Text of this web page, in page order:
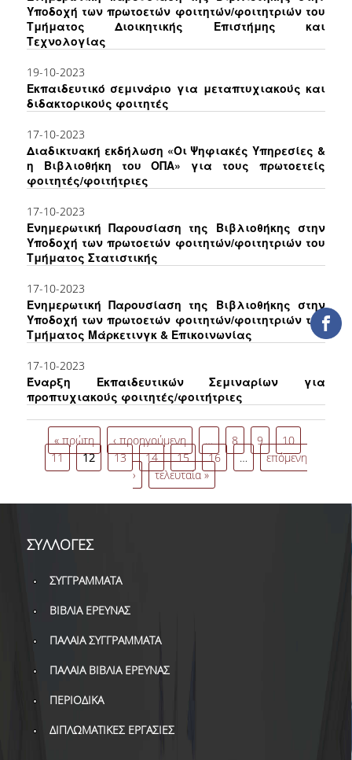
ΕΡΓΑ ΑΝΑΠΤΥΞΗΣ
ΣΥΛΛΟΓΕΣ
ΕΝΤΥΠΕΣ ΣΥΛΛΟΓΕΣ
ΚΕΝΤΡΑ ΤΕΚΜΗΡΙΩΣΗΣ
Κ.Ε.Τ
ΟΟΣΑ
Π.Ο.Τ
ΑΝΑΓΝΩΣΤΗΡΙΟ
ΔΙΑΔΑΝΕΙΣΜΟΣ
ΠΑΡΑΓΓΕΛΙΕΣ ΒΙΒΛΙΩΝ
ΦΩΤΟΤΥΠΗΣΗ –
ΕΚΤΥΠΩΣΗ
ΤΕΧΝΙΚΗ ΥΠΟΔΟΜΗ
Υποδοχή των πρωτοετών φοιτητών/φοιτητριών του
Τμήματος Διοικητικής Επιστήμης και
Τεχνολογίας
19-10-2023
Εκπαιδευτικό σεμινάριο για μεταπτυχιακούς και
διδακτορικούς φοιτητές
17-10-2023
Διαδικτυακή εκδήλωση «Οι Ψηφιακές Υπηρεσίες &
η Βιβλιοθήκη του ΟΠΑ» για τους πρωτοετείς
φοιτητές/φοιτήτριες
17-10-2023
Ενημερωτική Παρουσίαση της Βιβλιοθήκης στην
Υποδοχή των πρωτοετών φοιτητών/φοιτητριών του
Τμήματος Στατιστικής
17-10-2023
Ενημερωτική Παρουσίαση της Βιβλιοθήκης στην
Υποδοχή των πρωτοετών φοιτητών/φοιτητριών του
Τμήματος Μάρκετινγκ & Επικοινωνίας
17-10-2023
Έναρξη Εκπαιδευτικών Σεμιναρίων για
προπτυχιακούς φοιτητές/φοιτήτριες
Σελίδες
« πρώτη ‹ προηγούμενη … 8 9
10
11
12 13 14 15 16 …
επόμενη
›
τελευταία »
ΣΥΛΛΟΓΕΣ
ΣΥΓΓΡΑΜΜΑΤΑ
ΒΙΒΛΙΑ ΕΡΕΥΝΑΣ
ΠΑΛΑΙΑ ΣΥΓΓΡΑΜΜΑΤΑ
ΠΑΛΑΙΑ ΒΙΒΛΙΑ ΕΡΕΥΝΑΣ
ΠΕΡΙΟΔΙΚΑ
ΔΙΠΛΩΜΑΤΙΚΕΣ ΕΡΓΑΣΙΕΣ